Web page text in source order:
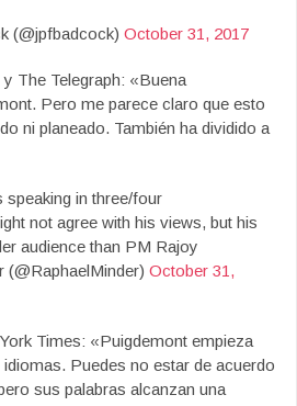
(@jpfbadcock) October 31, 2017
The Telegraph: «Buena
Pero me parece claro que esto
ni planeado. También ha dividido a
speaking in three/four
not agree with his views, but his
audience than PM Rajoy
October 31,
Times: «Puigdemont empieza
Puedes no estar de acuerdo
sus palabras alcanzan una